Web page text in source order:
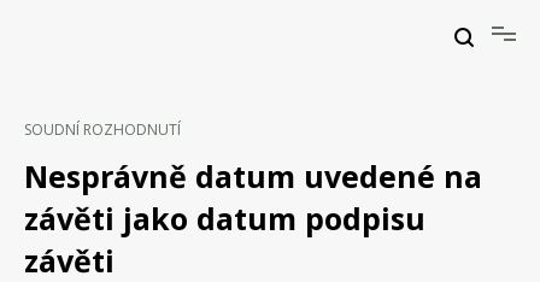
SOUDNÍ ROZHODNUTÍ
Nesprávně datum uvedené na
závěti jako datum podpisu
závěti